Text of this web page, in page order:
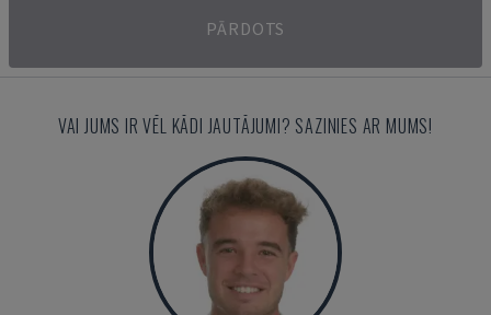
PĀRDOTS
VAI JUMS IR VĒL KĀDI JAUTĀJUMI? SAZINIES AR MUMS!